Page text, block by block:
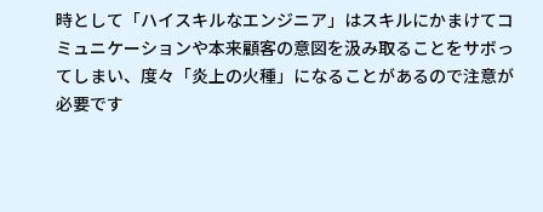
時として「ハイスキルなエンジニア」はスキルにかまけてコ
ミュニケーションや本来顧客の意図を汲み取ることをサボっ
てしまい、度々「炎上の火種」になることがあるので注意が
必要です